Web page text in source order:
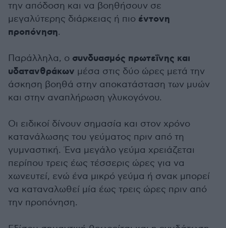
την απόδοση και να βοηθήσουν σε
μεγαλύτερης διάρκειας ή πιο έντονη
προπόνηση.
Παράλληλα, ο συνδυασμός πρωτεΐνης και
υδατανθράκων μέσα στις δύο ώρες μετά την
άσκηση βοηθά στην αποκατάσταση των μυών
και στην αναπλήρωση γλυκογόνου.
Οι ειδικοί δίνουν σημασία και στον χρόνο
κατανάλωσης του γεύματος πριν από τη
γυμναστική. Ένα μεγάλο γεύμα χρειάζεται
περίπου τρεις έως τέσσερις ώρες για να
χωνευτεί, ενώ ένα μικρό γεύμα ή σνακ μπορεί
να καταναλωθεί μία έως τρεις ώρες πριν από
την προπόνηση.